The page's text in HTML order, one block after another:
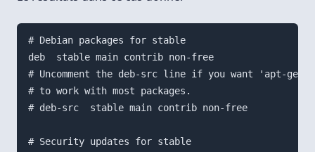
# Debian packages for stable
deb  stable main contrib non-free
# Uncomment the deb-src line if you want 'apt-get
# to work with most packages.
# deb-src  stable main contrib non-free
# Security updates for stable